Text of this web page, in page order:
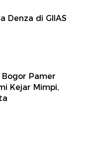
Denza di GIIAS
Pamer
Kejar Mimpi,